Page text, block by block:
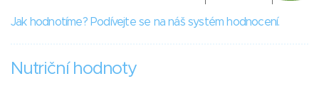
Jak hodnotíme? Podívejte se na náš systém hodnocení.
Nutriční hodnoty